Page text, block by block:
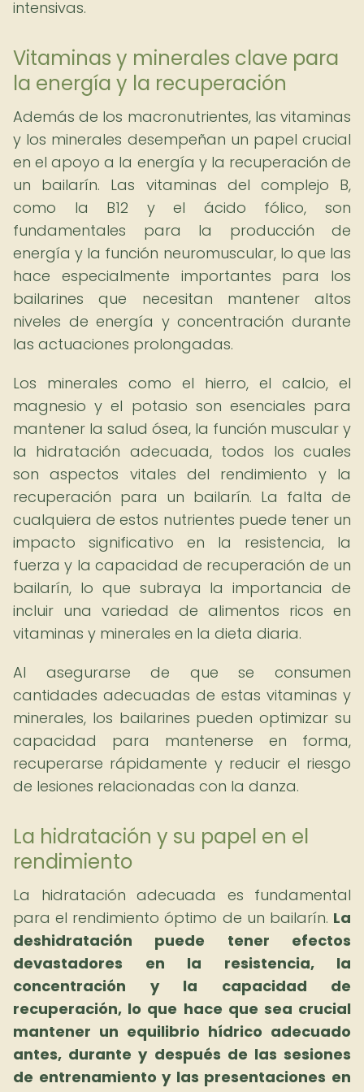
intensivas.
Vitaminas y minerales clave para
la energía y la recuperación
Además de los macronutrientes, las vitaminas
y los minerales desempeñan un papel crucial
en el apoyo a la energía y la recuperación de
un bailarín. Las vitaminas del complejo B,
como la B12 y el ácido fólico, son
fundamentales para la producción de
energía y la función neuromuscular, lo que las
hace especialmente importantes para los
bailarines que necesitan mantener altos
niveles de energía y concentración durante
las actuaciones prolongadas.
Los minerales como el hierro, el calcio, el
magnesio y el potasio son esenciales para
mantener la salud ósea, la función muscular y
la hidratación adecuada, todos los cuales
son aspectos vitales del rendimiento y la
recuperación para un bailarín. La falta de
cualquiera de estos nutrientes puede tener un
impacto significativo en la resistencia, la
fuerza y la capacidad de recuperación de un
bailarín, lo que subraya la importancia de
incluir una variedad de alimentos ricos en
vitaminas y minerales en la dieta diaria.
Al asegurarse de que se consumen
cantidades adecuadas de estas vitaminas y
minerales, los bailarines pueden optimizar su
capacidad para mantenerse en forma,
recuperarse rápidamente y reducir el riesgo
de lesiones relacionadas con la danza.
La hidratación y su papel en el
rendimiento
La hidratación adecuada es fundamental
para el rendimiento óptimo de un bailarín. La
deshidratación puede tener efectos
devastadores en la resistencia, la
concentración y la capacidad de
recuperación, lo que hace que sea crucial
mantener un equilibrio hídrico adecuado
antes, durante y después de las sesiones
de entrenamiento y las presentaciones en